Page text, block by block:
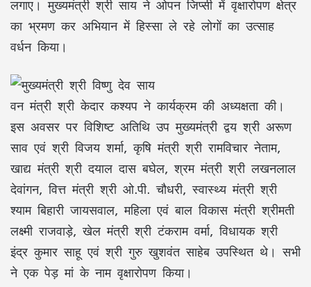
का भ्रमण कर अभियान में हिस्सा ले रहे लोगों का उत्साह
वर्धन किया।
वन मंत्री श्री केदार कश्यप ने कार्यक्रम की अध्यक्षता की।
इस अवसर पर विशिष्ट अतिथि उप मुख्यमंत्री द्वय श्री अरूण
साव एवं श्री विजय शर्मा, कृषि मंत्री श्री रामविचार नेताम,
खाद्य मंत्री श्री दयाल दास बघेल, श्रम मंत्री श्री लखनलाल
देवांगन, वित्त मंत्री श्री ओ.पी. चौधरी, स्वास्थ्य मंत्री श्री
श्याम बिहारी जायसवाल, महिला एवं बाल विकास मंत्री श्रीमती
लक्ष्मी राजवाड़े, खेल मंत्री श्री टंकराम वर्मा, विधायक श्री
इंद्र कुमार साहू एवं श्री गुरु खुशवंत साहेब उपस्थित थे। सभी
ने एक पेड़ मां के नाम वृक्षारोपण किया।